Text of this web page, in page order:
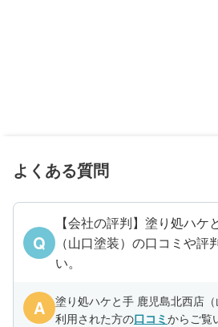
よくある質問
Q
【会社の評判】塗り処ハケ
（山口塗装）の口コミや評
い。
A
塗り処ハケと手 鹿児島北西店
利用された方の口コミからご覧